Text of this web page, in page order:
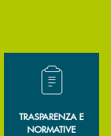
immediata?
Hai bisogno di
TRASPARENZA E
NORMATIVE